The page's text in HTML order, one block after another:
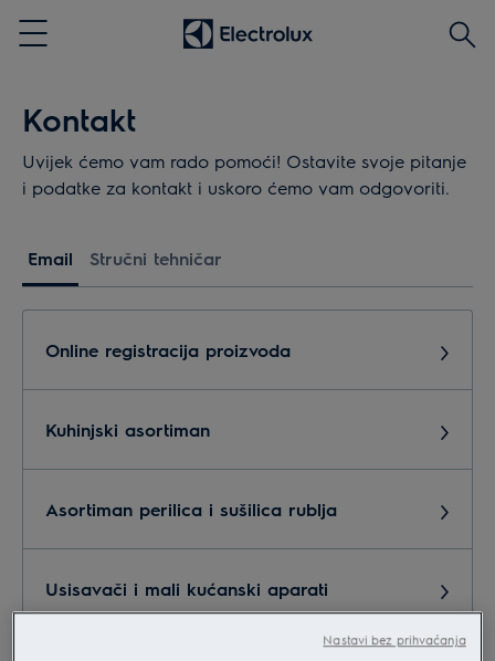
Menu
Traži
Kontakt
Uvijek ćemo vam rado pomoći! Ostavite svoje pitanje
i podatke za kontakt i uskoro ćemo vam odgovoriti.
Email Stručni tehničar
Online registracija proizvoda
Kuhinjski asortiman
Asortiman perilica i sušilica rublja
Usisavači i mali kućanski aparati
Nastavi bez prihvaćanja